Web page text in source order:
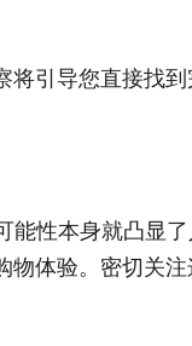
引导您直接找
性本身就凸显
体验。密切关